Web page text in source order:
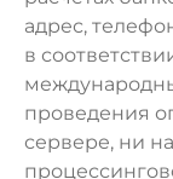
адрес,
в
проведения
сервере, ни